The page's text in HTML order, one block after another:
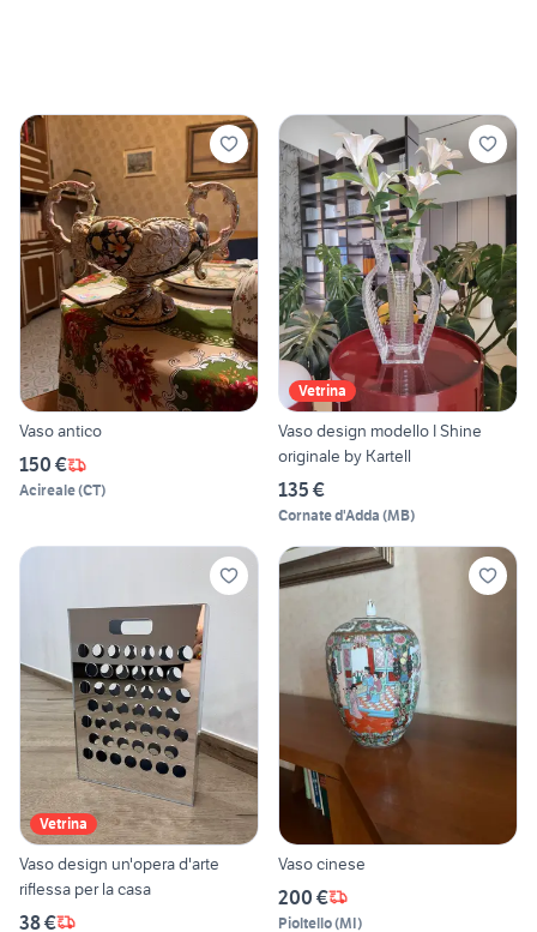
Vaso antico
150 €
Acireale(CT)
Vetrina
Vaso design modello I Shine
originale by Kartell
135 €
Cornate d'Adda (MB)
Vetrina
Vaso design un'opera d'arte
riflessa per la casa
38 €
Vaso cinese
200 €
Pioltello(MI)